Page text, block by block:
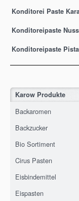
Konditorei Paste
Konditoreipaste
Konditoreipaste
Karow Produkte
Backaromen
Backzucker
Bio Sortiment
Cirus Pasten
Eisbindemittel
Eispasten